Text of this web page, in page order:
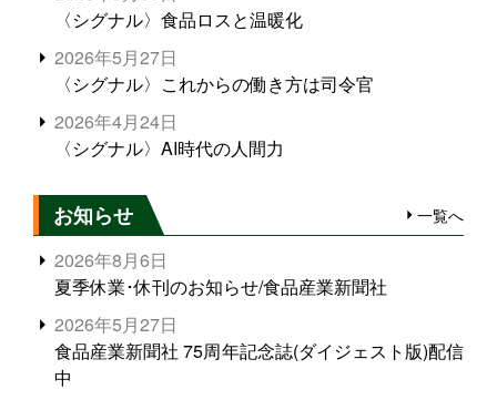
〈シグナル〉食品ロスと温暖化
2026年5月27日
〈シグナル〉これからの働き方は司令官
2026年4月24日
〈シグナル〉AI時代の人間力
お知らせ 一覧へ
2026年8月6日
夏季休業･休刊のお知らせ/食品産業新聞社
2026年5月27日
食品産業新聞社 75周年記念誌(ダイジェスト版)配信
中